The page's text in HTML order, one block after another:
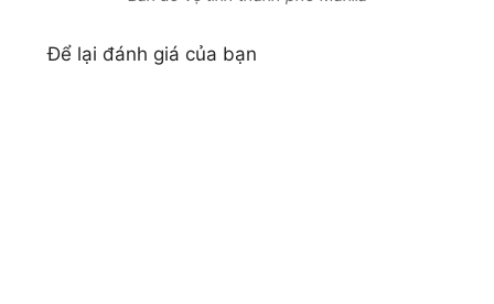
Để lại đánh giá của bạn